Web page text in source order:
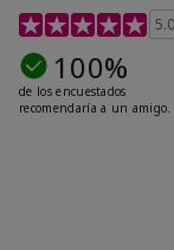
Calificación de 5.0
100%
de los encuestados
recomendaría a un amigo.